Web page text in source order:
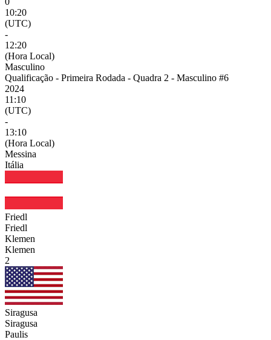
10:20
(UTC)
-
12:20
(Hora Local)
Masculino
Qualificação - Primeira Rodada - Quadra 2 - Masculino #6
2024
11:10
(UTC)
-
13:10
(Hora Local)
Messina
Itália
Friedl
Friedl
Klemen
Klemen
2
Siragusa
Siragusa
Paulis